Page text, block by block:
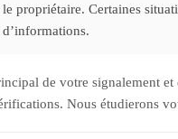
propriétaire. Certaines
de votre signalement
Nous étudierons